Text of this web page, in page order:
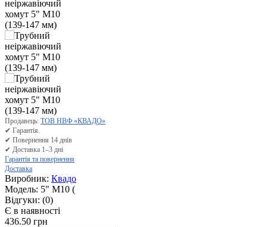
Продавець: ТОВ НВФ «КВАДО»
✔ Гарантія.
✔ Повернення 14 днів
✔ Доставка 1–3 дні
Гарантія та повернення
Доставка
Виробник: Квадо
Модель: 5" М10 (
Відгуки: (0)
Є в наявності
436.50 грн